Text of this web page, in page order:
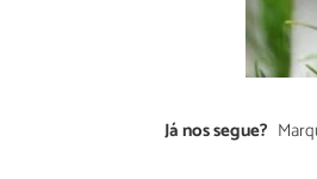
Já nos segue?